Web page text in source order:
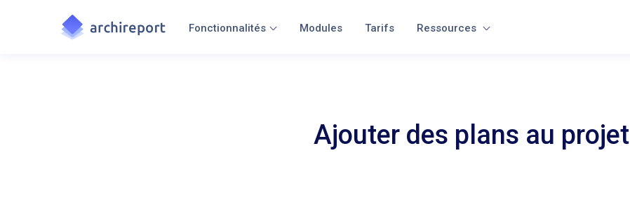
Fonctionnalités Modules Tarifs Ressources
Ajouter des plans au projet